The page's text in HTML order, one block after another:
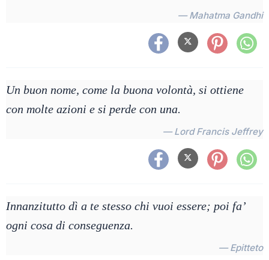
— Mahatma Gandhi
Un buon nome, come la buona volontà, si ottiene
con molte azioni e si perde con una.
— Lord Francis Jeffrey
Innanzitutto dì a te stesso chi vuoi essere; poi fa’
ogni cosa di conseguenza.
— Epitteto